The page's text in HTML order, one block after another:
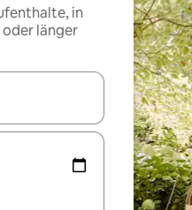
in
oder länger
mit den Pfeiltasten